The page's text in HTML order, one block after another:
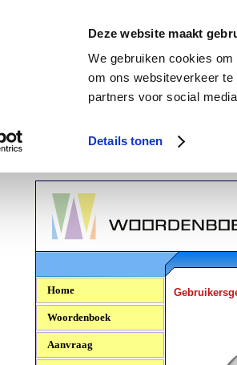
Deze website maakt
We gebruiken cookies
om ons websiteverkeer
partners voor social
Details tonen
Woordenboek.NU
Home
Woordenboek
Aanvraag